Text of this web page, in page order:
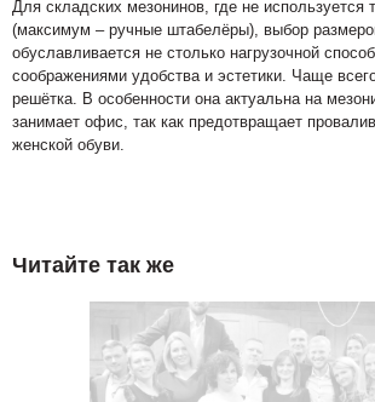
Для складских мезонинов, где не используется
(максимум – ручные штабелёры), выбор
обуславливается не столько нагрузочной
соображениями удобства и эстетики. Чаще
решётка. В особенности она актуальна на
занимает офис, так как предотвращает
женской обуви.
Читайте так же